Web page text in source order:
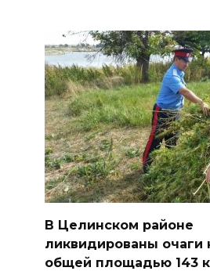
В Целинском районе
ликвидированы очаги
общей площадью 143